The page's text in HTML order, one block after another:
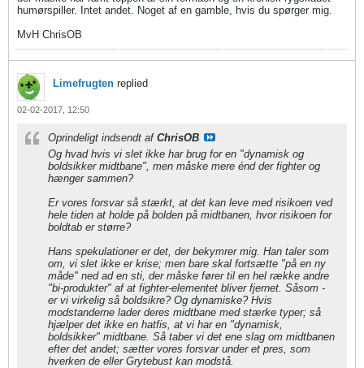
humørspiller. Intet andet. Noget af en gamble, hvis du spørger mig.
MvH ChrisOB
Limefrugten replied
02-02-2017, 12:50
Oprindeligt indsendt af ChrisOB
Og hvad hvis vi slet ikke har brug for en "dynamisk og
boldsikker midtbane", men måske mere énd der fighter og
hænger sammen?
Er vores forsvar så stærkt, at det kan leve med risikoen ved
hele tiden at holde på bolden på midtbanen, hvor risikoen for
boldtab er større?
Hans spekulationer er det, der bekymrer mig. Han taler som
om, vi slet ikke er krise; men bare skal fortsætte "på en ny
måde" ned ad en sti, der måske fører til en hel række andre
"bi-produkter" af at fighter-elementet bliver fjernet. Såsom -
er vi virkelig så boldsikre? Og dynamiske? Hvis
modstanderne lader deres midtbane med stærke typer; så
hjælper det ikke en hatfis, at vi har en "dynamisk,
boldsikker" midtbane. Så taber vi det ene slag om midtbanen
efter det andet; sætter vores forsvar under et pres, som
hverken de eller Grytebust kan modstå.